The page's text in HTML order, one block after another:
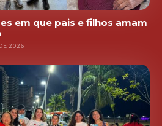
em que pais e filhos amam
2026